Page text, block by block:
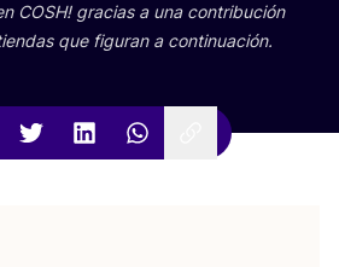
COSH! gra­cias a una con­tri­bu­ción
que figu­ran a continuación.